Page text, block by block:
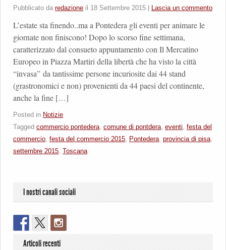
Pubblicato da redazione il 18 Settembre 2015 Lascia un commento
L’estate sta finendo..ma a Pontedera gli eventi per animare le
giornate non finiscono! Dopo lo scorso fine settimana,
caratterizzato dal consueto appuntamento con Il Mercatino
Europeo in Piazza Martiri della libertà che ha visto la città
“invasa” da tantissime persone incuriosite dai 44 stand
(grastronomici e non) provenienti da 44 paesi del continente,
anche la fine […]
Posted in Notizie
Tagged commercio pontedera, comune di pontdera, eventi, festa del
commercio, festa del commercio 2015, Pontedera, provincia di pisa,
settembre 2015, Toscana
I nostri canali sociali
Articoli recenti